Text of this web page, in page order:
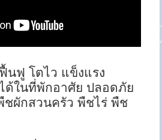
นฟู โตไว แข็งแรง
ด้ในที่พักอาศัย ปลอดภัย
ชผักสวนครัว พืชไร่ พืช